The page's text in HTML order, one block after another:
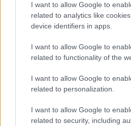
I want to allow Google to
related to analytics like
device identifiers in apps.
I want to allow Google to
related to functionality of the
I want to allow Google to
related to personalization.
I want to allow Google to
related to security, including